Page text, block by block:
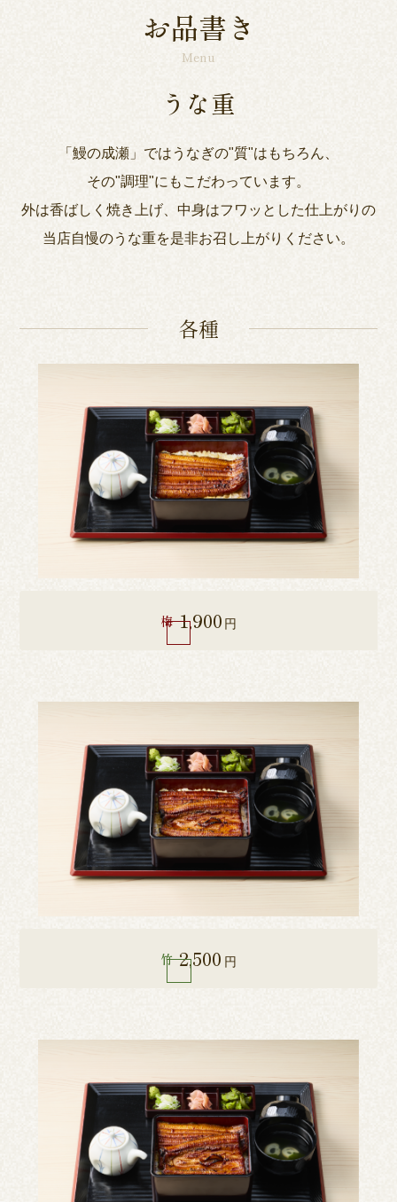
お品書き
Menu
うな重
「鰻の成瀬」ではうなぎの"質"はもちろん、
その"調理"にもこだわっています。
外は香ばしく焼き上げ、中身はフワッとした仕上がりの
当店自慢のうな重を是非お召し上がりください。
各種
梅 1,900 円
竹 2,500 円